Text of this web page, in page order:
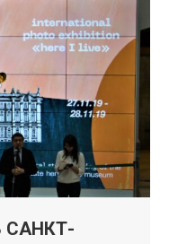
САНКТ-